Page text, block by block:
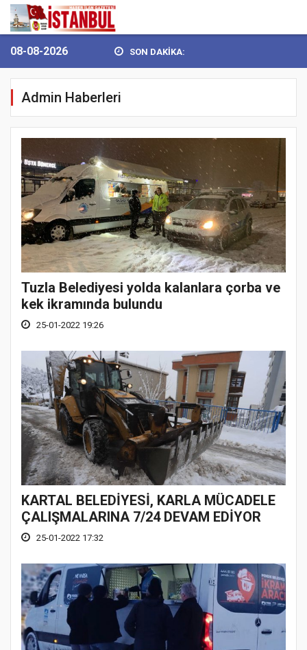
08-08-2026 SON DAKİKA:
AĞUSTOS ZAFER BAY... BULVARSPOR KALESİ EMİN ELLERDE...
Admin Haberleri
Tuzla Belediyesi yolda kalanlara çorba ve
kek ikramında bulundu
25-01-2022 19:26
KARTAL BELEDİYESİ, KARLA MÜCADELE
ÇALIŞMALARINA 7/24 DEVAM EDİYOR
25-01-2022 17:32